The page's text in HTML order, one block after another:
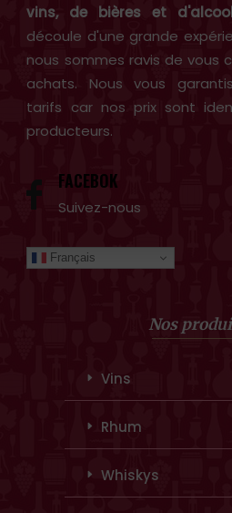
vins, de bières et
découle d'une grande
nous sommes ravis de vous
achats. Nous vous
tarifs car nos prix sont
producteurs.
FACEBOK
Suivez-nous
Français
Nos
Vins
Rhum
Whiskys